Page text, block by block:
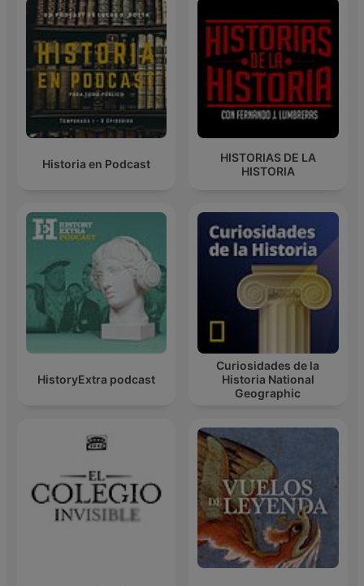
Historia en Podcast
HISTORIAS DE LA
HISTORIA
HistoryExtra podcast
Curiosidades de la
Historia National
Geographic